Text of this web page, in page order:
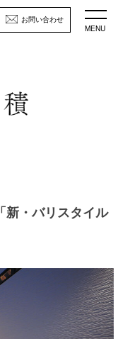
お問い合わせ
MENU
新・バリスタイル